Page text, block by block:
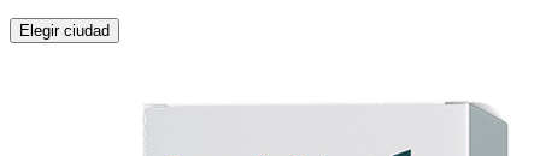
Elegir ciudad